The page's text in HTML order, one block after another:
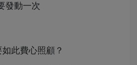
發動一次
此費心照顧？